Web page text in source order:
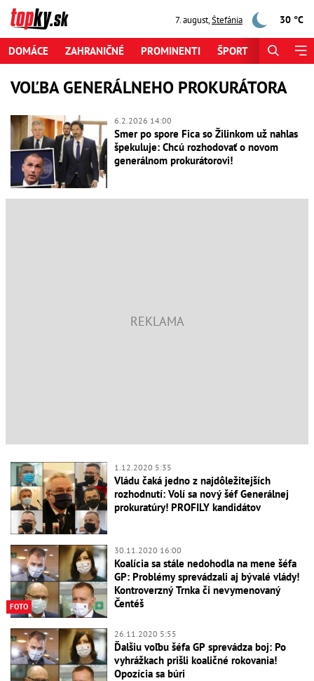
7. august,Štefánia 30 °C
DOMÁCE ZAHRANIČNÉ PROMINENTI ŠPORT
VOĽBA GENERÁLNEHO PROKURÁTORA
6.2.2026 14:00
Smer po spore Fica so Žilinkom už nahlas
špekuluje: Chcú rozhodovať o novom
generálnom prokurátorovi!
1.12.2020 5:35
Vládu čaká jedno z najdôležitejších
rozhodnutí: Volí sa nový šéf Generálnej
prokuratúry! PROFILY kandidátov
FOTO
30.11.2020 16:00
Koalícia sa stále nedohodla na mene šéfa
GP: Problémy sprevádzali aj bývalé vlády!
Kontroverzný Trnka či nevymenovaný
Čentéš
26.11.2020 5:55
Ďalšiu voľbu šéfa GP sprevádza boj: Po
vyhrážkach prišli koaličné rokovania!
Opozícia sa búri